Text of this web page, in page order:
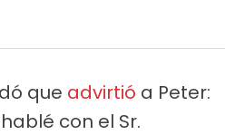
que advirtió a Peter:
con el Sr.